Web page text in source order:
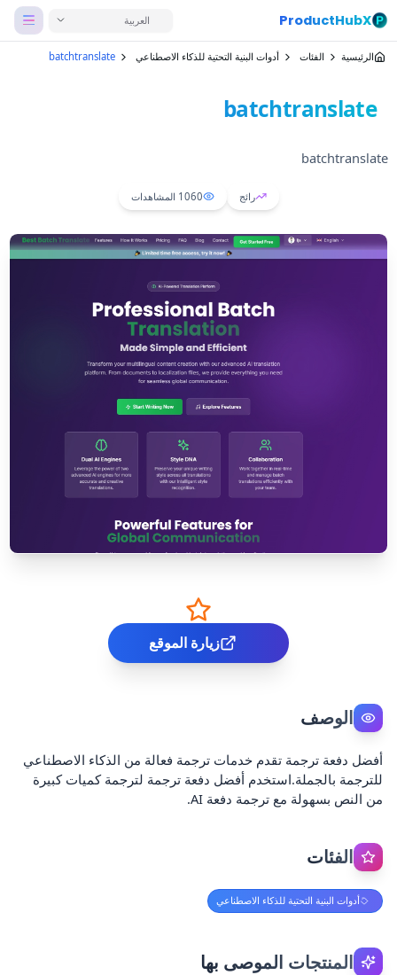
ProductHubX العربية
الرئيسية الفئات أدوات البنية التحتية للذكاء الاصطناعي batchtranslate
batchtranslate
batchtranslate
رائج 1060 المشاهدات
زيارة الموقع
الوصف
أفضل دفعة ترجمة تقدم خدمات ترجمة فعالة من الذكاء الاصطناعي
للترجمة بالجملة.استخدم أفضل دفعة ترجمة لترجمة كميات كبيرة
من النص بسهولة مع ترجمة دفعة AI.
الفئات
أدوات البنية التحتية للذكاء الاصطناعي
المنتجات الموصى بها